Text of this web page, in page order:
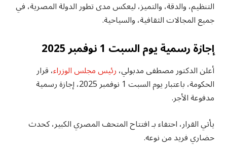
التنظيم، والدقة، والتميز، ليعكس مدى تطور الدولة المصرية، في
جميع المجالات الثقافية، والسياحية.
إجازة رسمية يوم السبت 1 نوفمبر 2025
أعلن الدكتور مصطفى مدبولي،رئيس مجلس الوزراء، قرار
الحكومة، باعتبار يوم السبت 1 نوفمبر 2025، إجازة رسمية
مدفوعة الأجر.
يأتي القرار، احتفاء بـ افتتاح المتحف المصري الكبير، كحدث
حضاري فريد من نوعه.